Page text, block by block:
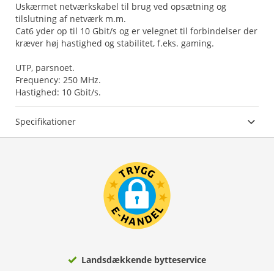
Uskærmet netværkskabel til brug ved opsætning og
tilslutning af netværk m.m.
Cat6 yder op til 10 Gbit/s og er velegnet til forbindelser der
kræver høj hastighed og stabilitet, f.eks. gaming.
UTP, parsnoet.
Frequency: 250 MHz.
Hastighed: 10 Gbit/s.
Specifikationer
Landsdækkende bytteservice